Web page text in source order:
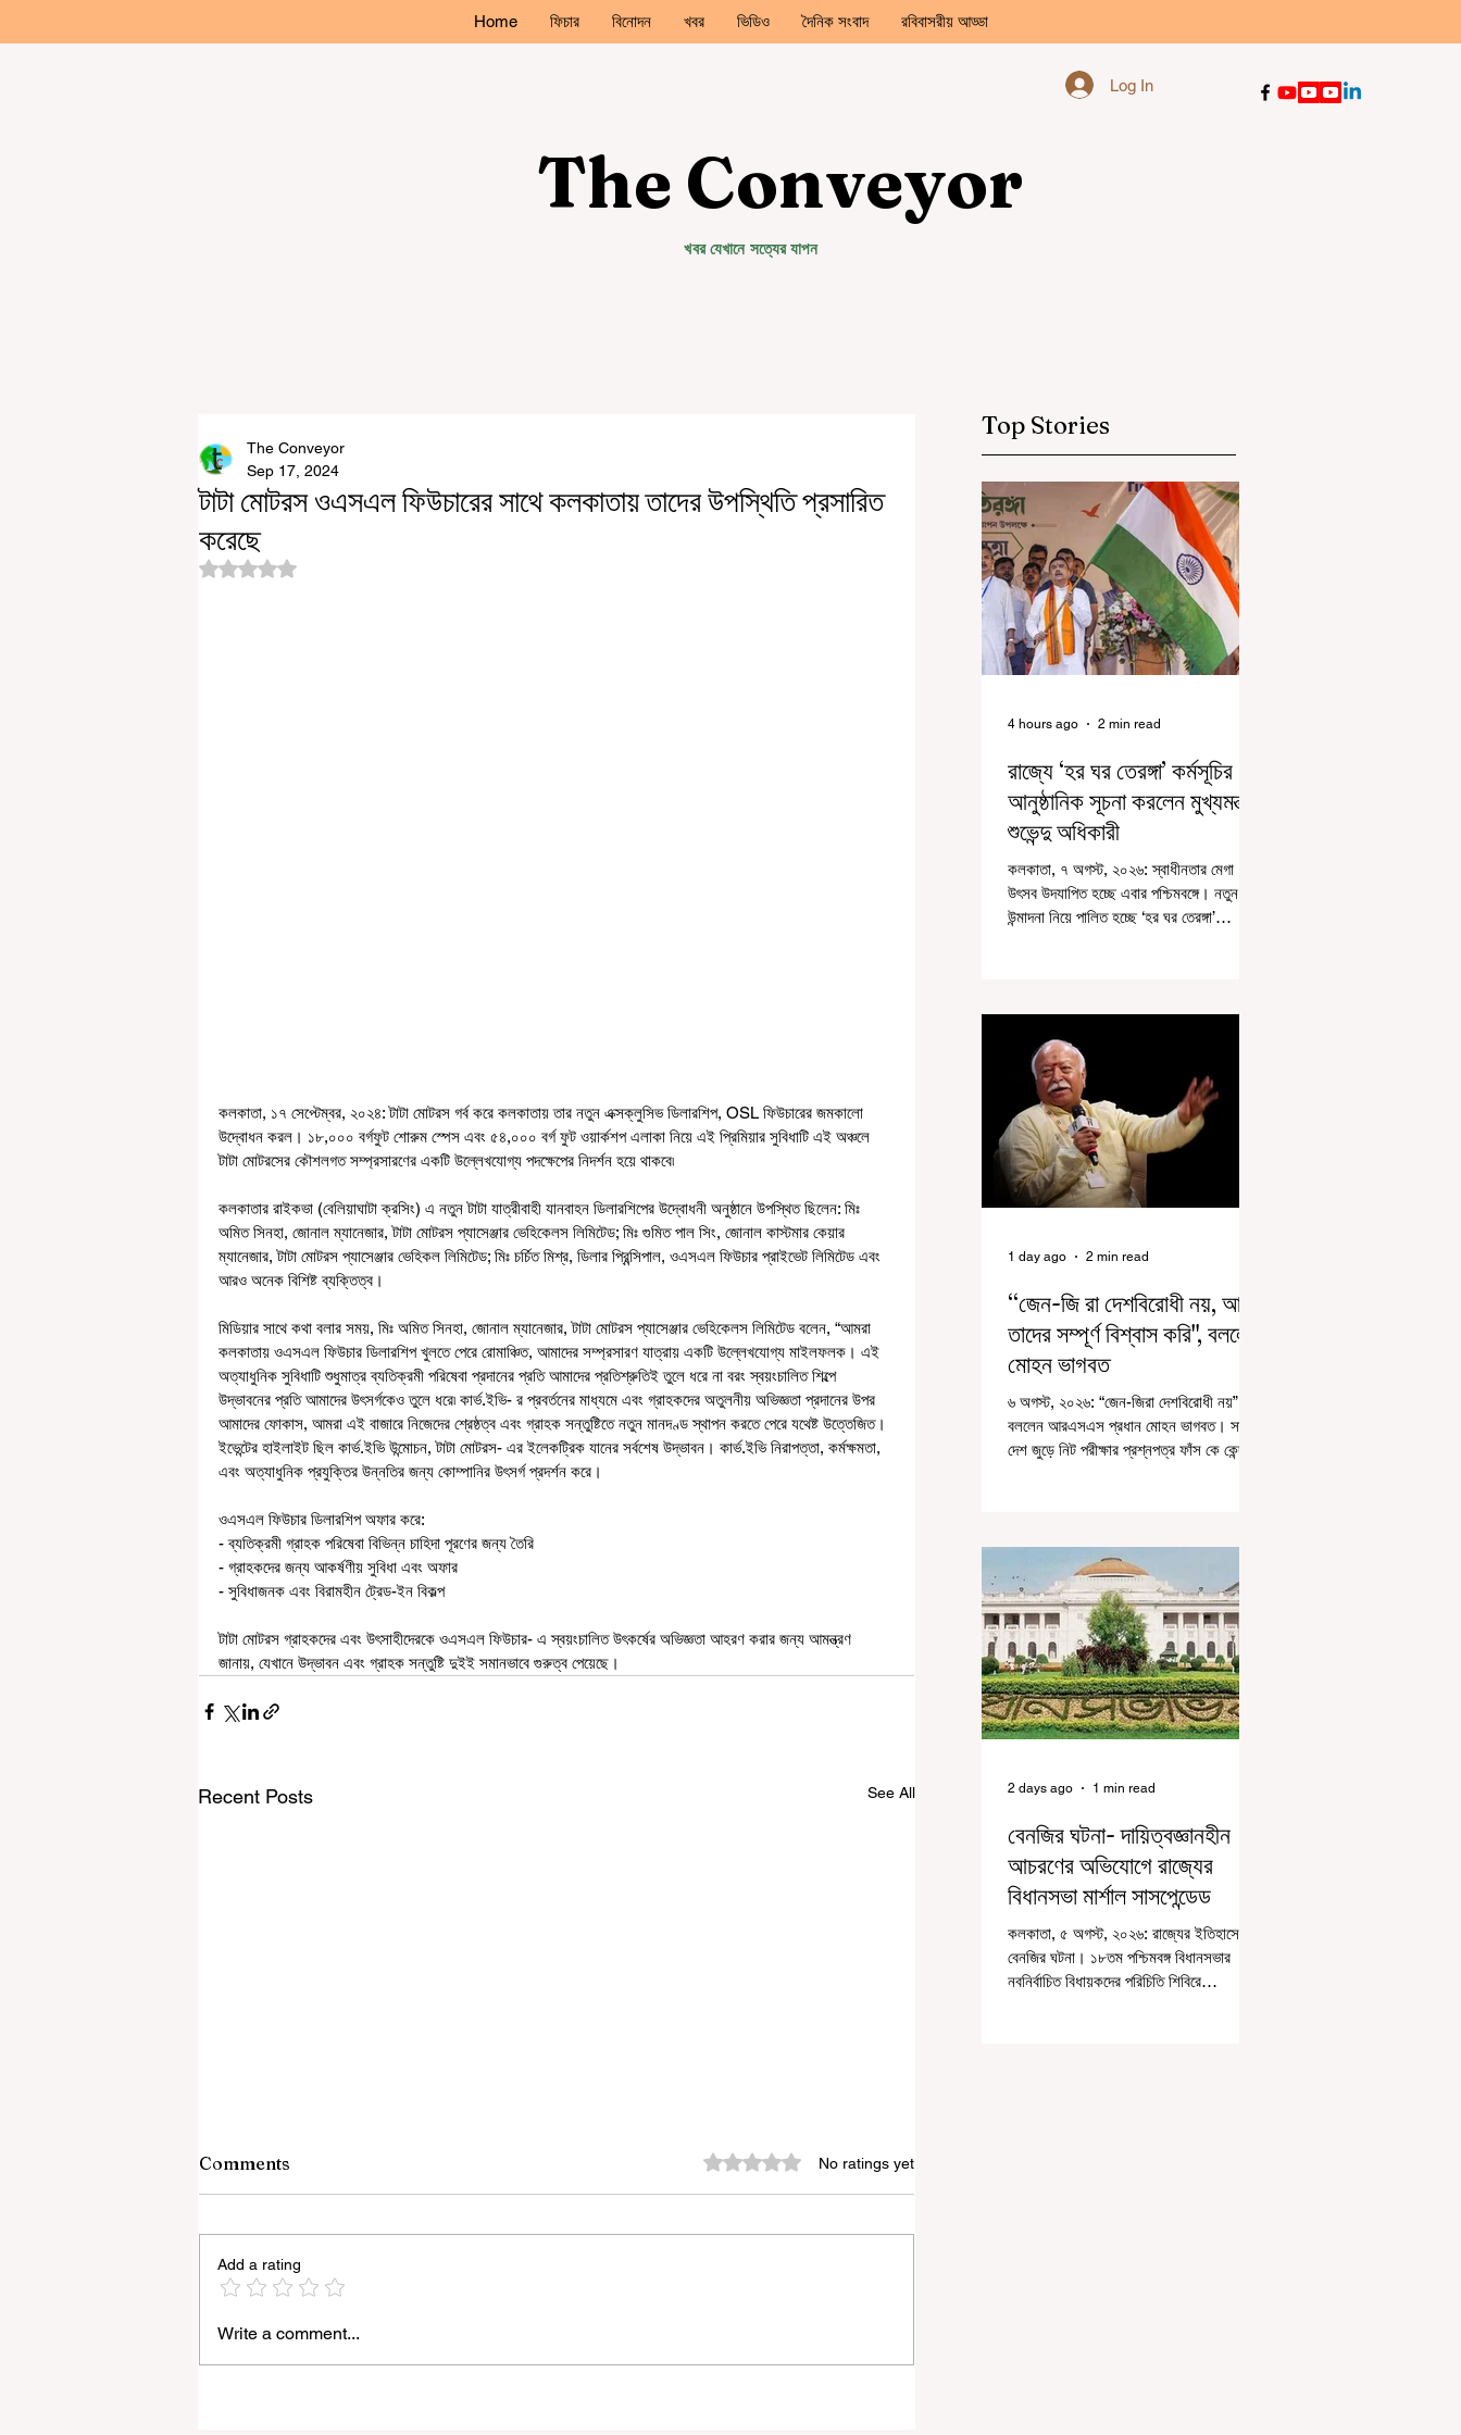
Home ফিচার বিনোদন খবর ভিডিও দৈনিক সংবাদ রবিবাসরীয় আড্ডা
The Conveyor
Log In
খবর যেখানে সত্যের যাপন
টাটা মোটরস ওএসএল ফিউচারের সাথে কলকাতায় তাদের উপস্থিতি প্রসারিত
করেছে
The Conveyor
Sep 17, 2024
Rated NaN out of 5 stars.
কলকাতা, ১৭ সেপ্টেম্বর, ২০২৪: টাটা মোটরস গর্ব করে কলকাতায় তার নতুন এক্সক্লুসিভ ডিলারশিপ, OSL ফিউচারের জমকালো
উদ্বোধন করল। ১৮,০০০ বর্গফুট শোরুম স্পেস এবং ৫৪,০০০ বর্গ ফুট ওয়ার্কশপ এলাকা নিয়ে এই প্রিমিয়ার সুবিধাটি এই অঞ্চলে
টাটা মোটরসের কৌশলগত সম্প্রসারণের একটি উল্লেখযোগ্য পদক্ষেপের নিদর্শন হয়ে থাকবে৷
কলকাতার রাইকভা (বেলিয়াঘাটা ক্রসিং) এ নতুন টাটা যাত্রীবাহী যানবাহন ডিলারশিপের উদ্বোধনী অনুষ্ঠানে উপস্থিত ছিলেন: মিঃ
অমিত সিনহা, জোনাল ম্যানেজার, টাটা মোটরস প্যাসেঞ্জার ভেহিকেলস লিমিটেড; মিঃ গুমিত পাল সিং, জোনাল কাস্টমার কেয়ার
ম্যানেজার, টাটা মোটরস প্যাসেঞ্জার ভেহিকল লিমিটেড; মিঃ চর্চিত মিশ্র, ডিলার প্রিন্সিপাল, ওএসএল ফিউচার প্রাইভেট লিমিটেড এবং
আরও অনেক বিশিষ্ট ব্যক্তিত্ব।
মিডিয়ার সাথে কথা বলার সময়, মিঃ অমিত সিনহা, জোনাল ম্যানেজার, টাটা মোটরস প্যাসেঞ্জার ভেহিকেলস লিমিটেড বলেন, “আমরা
কলকাতায় ওএসএল ফিউচার ডিলারশিপ খুলতে পেরে রোমাঞ্চিত, আমাদের সম্প্রসারণ যাত্রায় একটি উল্লেখযোগ্য মাইলফলক। এই
অত্যাধুনিক সুবিধাটি শুধুমাত্র ব্যতিক্রমী পরিষেবা প্রদানের প্রতি আমাদের প্রতিশ্রুতিই তুলে ধরে না বরং স্বয়ংচালিত শিল্পে
উদ্ভাবনের প্রতি আমাদের উৎসর্গকেও তুলে ধরে৷ কার্ভ.ইভি- র প্রবর্তনের মাধ্যমে এবং গ্রাহকদের অতুলনীয় অভিজ্ঞতা প্রদানের উপর
আমাদের ফোকাস, আমরা এই বাজারে নিজেদের শ্রেষ্ঠত্ব এবং গ্রাহক সন্তুষ্টিতে নতুন মানদণ্ড স্থাপন করতে পেরে যথেষ্ট উত্তেজিত।
ইভেন্টের হাইলাইট ছিল কার্ভ.ইভি উন্মোচন, টাটা মোটরস- এর ইলেকট্রিক যানের সর্বশেষ উদ্ভাবন। কার্ভ.ইভি নিরাপত্তা, কর্মক্ষমতা,
এবং অত্যাধুনিক প্রযুক্তির উন্নতির জন্য কোম্পানির উৎসর্গ প্রদর্শন করে।
ওএসএল ফিউচার ডিলারশিপ অফার করে:
- ব্যতিক্রমী গ্রাহক পরিষেবা বিভিন্ন চাহিদা পূরণের জন্য তৈরি
- গ্রাহকদের জন্য আকর্ষণীয় সুবিধা এবং অফার
- সুবিধাজনক এবং বিরামহীন ট্রেড-ইন বিকল্প
টাটা মোটরস গ্রাহকদের এবং উৎসাহীদেরকে ওএসএল ফিউচার- এ স্বয়ংচালিত উৎকর্ষের অভিজ্ঞতা আহরণ করার জন্য আমন্ত্রণ
জানায়, যেখানে উদ্ভাবন এবং গ্রাহক সন্তুষ্টি দুইই সমানভাবে গুরুত্ব পেয়েছে।
Recent Posts See All
রাজ্যে ‘হর ঘর তেরঙ্গা’ কর্মসূচির আনুষ্ঠানিক সূচনা
করলেন মুখ্যমন্ত্রী শুভেন্দু অধিকারী
Comments Rated 0 out of 5 stars.No ratings yet
Add a rating
Write a comment...
Top Stories
রাজ্যে ‘হর ঘর তেরঙ্গা’ কর্মসূচির
আনুষ্ঠানিক সূচনা করলেন মুখ্যমন্ত্রী
শুভেন্দু অধিকারী
কলকাতা, ৭ অগস্ট, ২০২৬: স্বাধীনতার মেগা
উৎসব উদযাপিত হচ্ছে এবার পশ্চিমবঙ্গে। নতুন
উন্মাদনা নিয়ে পালিত হচ্ছে ‘হর ঘর তেরঙ্গা’
পদযাত্রার রেশ সেভাবে পড়েনি। শুক্রবার কলকাতা
সার্ভে বিল্ডিংয়ের সামনে থেকে হাজরা মোড় পর্যন্ত
তেরঙ্গা যাত্রায় অংশ নিয়ে সেই কর্মসূচির আনুষ্ঠানিক
সূচনা করলেন মুখ্যমন্ত্রী শুভেন্দু অধিকারী। শুক্রবার
মিছিলে মুখ্যমন্ত্রীর
4 hours ago 2 min read
“জেন-জি রা দেশবিরোধী নয়, আমি
তাদের সম্পূর্ণ বিশ্বাস করি", বললেন
মোহন ভাগবত
৬ অগস্ট, ২০২৬: “জেন-জিরা দেশবিরোধী নয়”।
বললেন আরএসএস প্রধান মোহন ভাগবত। সারা
দেশ জুড়ে নিট পরীক্ষার প্রশ্নপত্র ফাঁস কে কেন্দ্র
আন্দোলনকারীরা দেশ বিরোধী কার্যকলাপের সঙ্গে
জড়িত এবং টাকা নিয়ে আন্দোলনে নেমেছে, সেটাই
ছিল মূল প্রতিপাদ্য সেই সব মানুষদের। কিন্তু
যেই সরকারের বিরুদ্ধে আন্দোলন, সেই সরকার
শিক্ষামন্ত্রীর পদত্যাগ করানোর পাশাপাশি ছাত্রদের
বাকি দাবিগুলিও ম
1 day ago 2 min read
বেনজির ঘটনা- দায়িত্বজ্ঞানহীন
আচরণের অভিযোগে রাজ্যের
বিধানসভা মার্শাল সাসপেন্ডেড
কলকাতা, ৫ অগস্ট, ২০২৬: রাজ্যের ইতিহাসে
বেনজির ঘটনা। ১৮তম পশ্চিমবঙ্গ বিধানসভার
নবনির্বাচিত বিধায়কদের পরিচিতি শিবিরে
2 days ago 1 min read